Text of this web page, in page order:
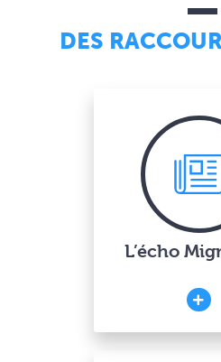
DES
L’écho